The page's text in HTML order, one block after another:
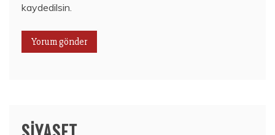
kaydedilsin.